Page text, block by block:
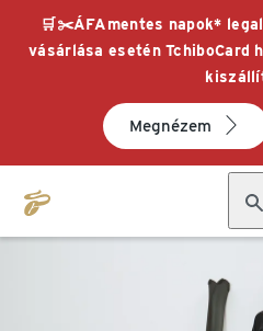
🛒✂️ÁFAmentes napok*
vásárlása esetén TchiboCard
Megnézem